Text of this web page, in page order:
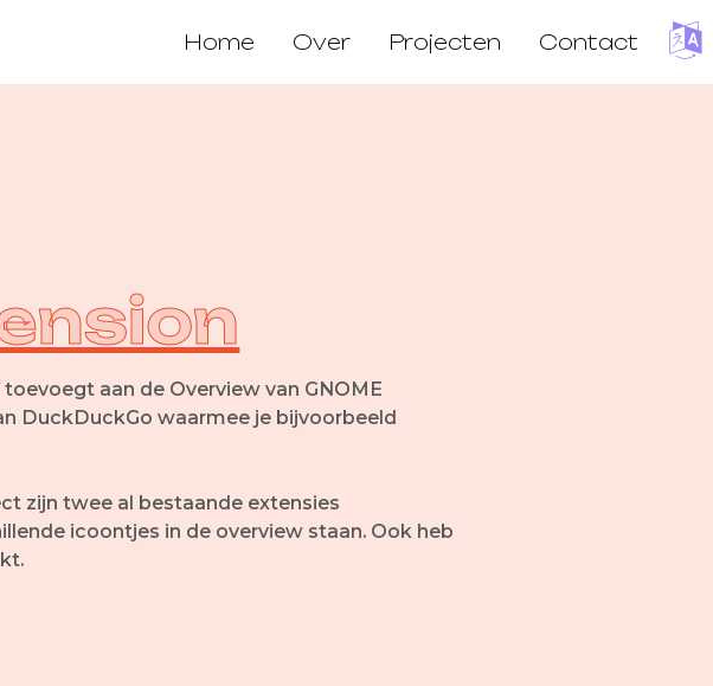
Home Over Projecten Contact
aan de Overview van GNOME
DuckDuckGo waarmee je bijvoorbeeld
zijn twee al bestaande extensies
icoontjes in de overview staan. Ook heb